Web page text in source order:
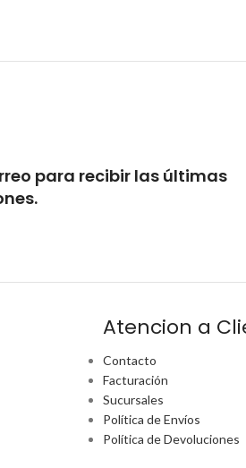
para recibir las últimas
Atencion a
Contacto
Facturación
Sucursales
Política de Envíos
Política de Devoluciones